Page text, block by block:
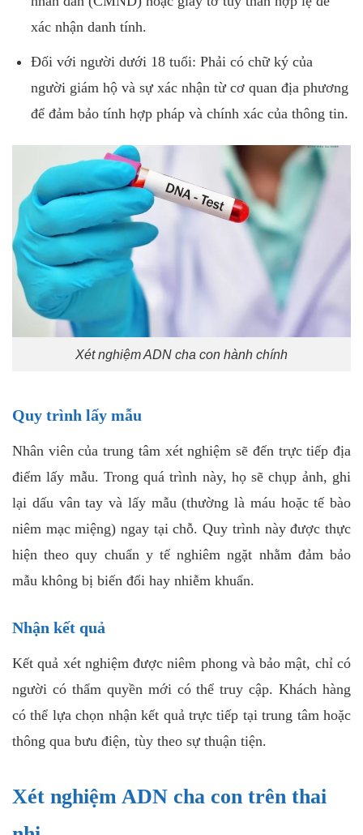
xác nhận danh tính.
Đối với người dưới 18 tuổi: Phải có chữ ký của
người giám hộ và sự xác nhận từ cơ quan địa phương
để đảm bảo tính hợp pháp và chính xác của thông tin.
Xét nghiệm ADN cha con hành chính
Quy trình lấy mẫu
Nhân viên của trung tâm xét nghiệm sẽ đến trực tiếp địa
điểm lấy mẫu. Trong quá trình này, họ sẽ chụp ảnh, ghi
lại dấu vân tay và lấy mẫu (thường là máu hoặc tế bào
niêm mạc miệng) ngay tại chỗ. Quy trình này được thực
hiện theo quy chuẩn y tế nghiêm ngặt nhằm đảm bảo
mẫu không bị biến đổi hay nhiễm khuẩn.
Nhận kết quả
Kết quả xét nghiệm được niêm phong và bảo mật, chỉ có
người có thẩm quyền mới có thể truy cập. Khách hàng
có thể lựa chọn nhận kết quả trực tiếp tại trung tâm hoặc
thông qua bưu điện, tùy theo sự thuận tiện.
Xét nghiệm ADN cha con trên thai